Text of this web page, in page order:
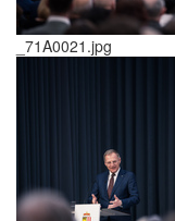
_71A0021.jpg